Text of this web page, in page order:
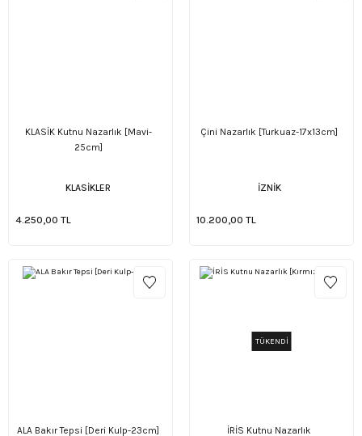
KLASİK Kutnu Nazarlık [Mavi-
25cm]
KLASİKLER
4.250,00 TL
Çini Nazarlık [Turkuaz-17x13cm]
İZNİK
10.200,00 TL
ALA Bakır Tepsi [Deri Kulp-23cm]
TÜKENDİ
İRİS Kutnu Nazarlık